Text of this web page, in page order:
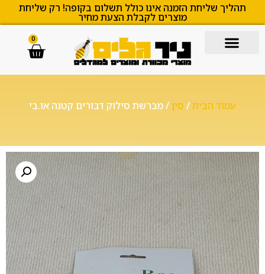
תהליך שליחת הזמנה אינו כולל תשלום בקופה! רק שליחת
מוצרים לקבלת הצעת מחיר
0
עמוד הבית/ סין/ מברשת סילוק דבורים קטנה או.בי